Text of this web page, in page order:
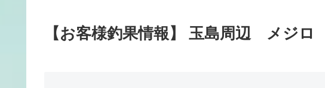
【お客様釣果情報】 玉島周辺 メジ